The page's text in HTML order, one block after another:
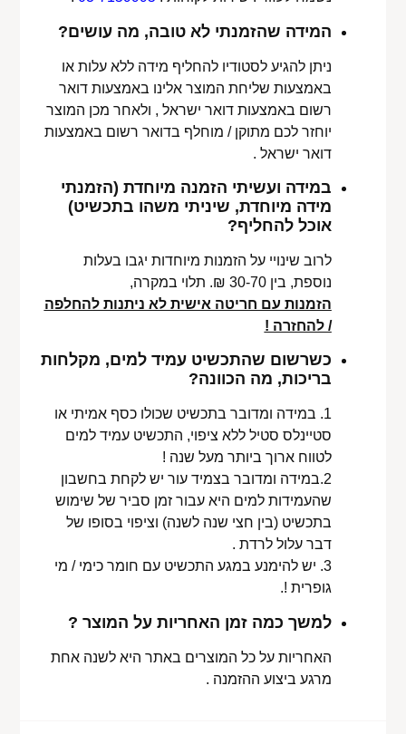
המידה שהזמנתי לא טובה, מה עושים?
ניתן להגיע לסטודיו להחליף מידה ללא עלות או
באמצעות שליחת המוצר אלינו באמצעות דואר
רשום באמצעות דואר ישראל , ולאחר מכן המוצר
יוחזר לכם מתוקן / מוחלף בדואר רשום באמצעות
דואר ישראל .
במידה ועשיתי הזמנה מיוחדת (הזמנתי
מידה מיוחדת, שיניתי משהו בתכשיט)
אוכל להחליף?
לרוב שינויי על הזמנות מיוחדות יגבו בעלות
נוספת, בין 30-70 ₪. תלוי במקרה,
הזמנות עם חריטה אישית לא ניתנות להחלפה
/ להחזרה !
כשרשום שהתכשיט עמיד למים, מקלחות
בריכות, מה הכוונה?
1. במידה ומדובר בתכשיט שכולו כסף אמיתי או
סטיינלס סטיל ללא ציפוי, התכשיט עמיד למים
לטווח ארוך ביותר מעל שנה !
2.במידה ומדובר בצמיד עור יש לקחת בחשבון
שהעמידות למים היא עבור זמן סביר של שימוש
בתכשיט (בין חצי שנה לשנה) וציפוי בסופו של
דבר עלול לרדת .
3. יש להימנע במגע התכשיט עם חומר כימי / מי
גופרית !.
למשך כמה זמן האחריות על המוצר ?
האחריות על כל המוצרים באתר היא לשנה אחת
מרגע ביצוע ההזמנה .